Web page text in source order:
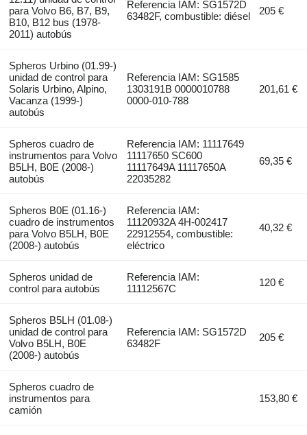
para Volvo B6, B7, B9,
B10, B12 bus (1978-
2011) autobús
Referencia IAM: SG1572D
63482F, combustible: diésel
205 €
Spheros Urbino (01.99-)
unidad de control para
Solaris Urbino, Alpino,
Vacanza (1999-)
autobús
Referencia IAM: SG1585
1303191B 0000010788
0000-010-788
201,61 €
Spheros cuadro de
instrumentos para Volvo
B5LH, B0E (2008-)
autobús
Referencia IAM: 11117649
11117650 SC600
11117649A 11117650A
22035282
69,35 €
Spheros B0E (01.16-)
cuadro de instrumentos
para Volvo B5LH, B0E
(2008-) autobús
Referencia IAM:
11120932A 4H-002417
22912554, combustible:
eléctrico
40,32 €
Spheros unidad de
control para autobús
Referencia IAM:
11112567C
120 €
Spheros B5LH (01.08-)
unidad de control para
Volvo B5LH, B0E
(2008-) autobús
Referencia IAM: SG1572D
63482F
205 €
Spheros cuadro de
instrumentos para
camión
153,80 €